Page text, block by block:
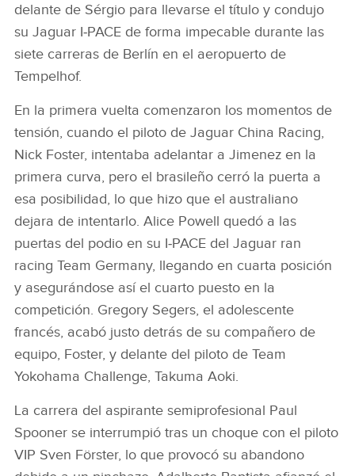
delante de Sérgio para llevarse el título y condujo
su Jaguar I‑PACE de forma impecable durante las
siete carreras de Berlín en el aeropuerto de
Tempelhof.
En la primera vuelta comenzaron los momentos de
tensión, cuando el piloto de Jaguar China Racing,
Nick Foster, intentaba adelantar a Jimenez en la
primera curva, pero el brasileño cerró la puerta a
esa posibilidad, lo que hizo que el australiano
dejara de intentarlo. Alice Powell quedó a las
puertas del podio en su I‑PACE del Jaguar ran
racing Team Germany, llegando en cuarta posición
y asegurándose así el cuarto puesto en la
competición. Gregory Segers, el adolescente
francés, acabó justo detrás de su compañero de
equipo, Foster, y delante del piloto de Team
Yokohama Challenge, Takuma Aoki.
La carrera del aspirante semiprofesional Paul
Spooner se interrumpió tras un choque con el piloto
VIP Sven Förster, lo que provocó su abandono